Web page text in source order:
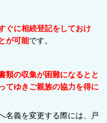
ぐに相続登記をしておけ
が可能です。
類の収集が困難になるとと
てゆきご親族の協力を得に
名義を変更する際には、戸